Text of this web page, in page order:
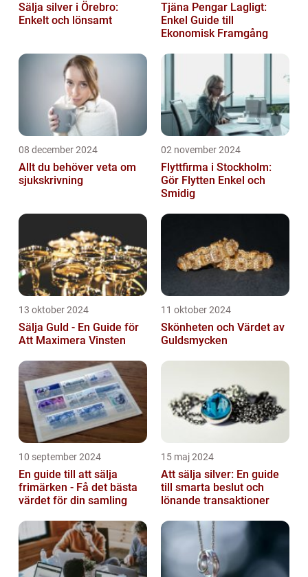
Sälja silver i Örebro:
Enkelt och lönsamt
Tjäna Pengar Lagligt:
Enkel Guide till
Ekonomisk Framgång
08 december 2024
Allt du behöver veta om
sjukskrivning
02 november 2024
Flyttfirma i Stockholm:
Gör Flytten Enkel och
Smidig
13 oktober 2024
Sälja Guld - En Guide för
Att Maximera Vinsten
11 oktober 2024
Skönheten och Värdet av
Guldsmycken
10 september 2024
En guide till att sälja
frimärken - Få det bästa
värdet för din samling
15 maj 2024
Att sälja silver: En guide
till smarta beslut och
lönande transaktioner